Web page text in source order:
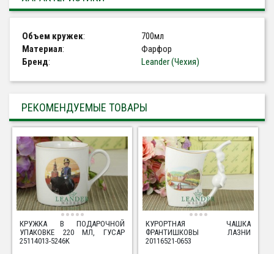
Объем кружек:
700мл
Материал:
Фарфор
Бренд: Leander (Чехия)
РЕКОМЕНДУЕМЫЕ ТОВАРЫ
КРУЖКА В ПОДАРОЧНОЙ
УПАКОВКЕ 220 МЛ, ГУСАР
25114013-5246K
КУРОРТНАЯ ЧАШКА
ФРАНТИШКОВЫ ЛАЗНИ
20116521-0653